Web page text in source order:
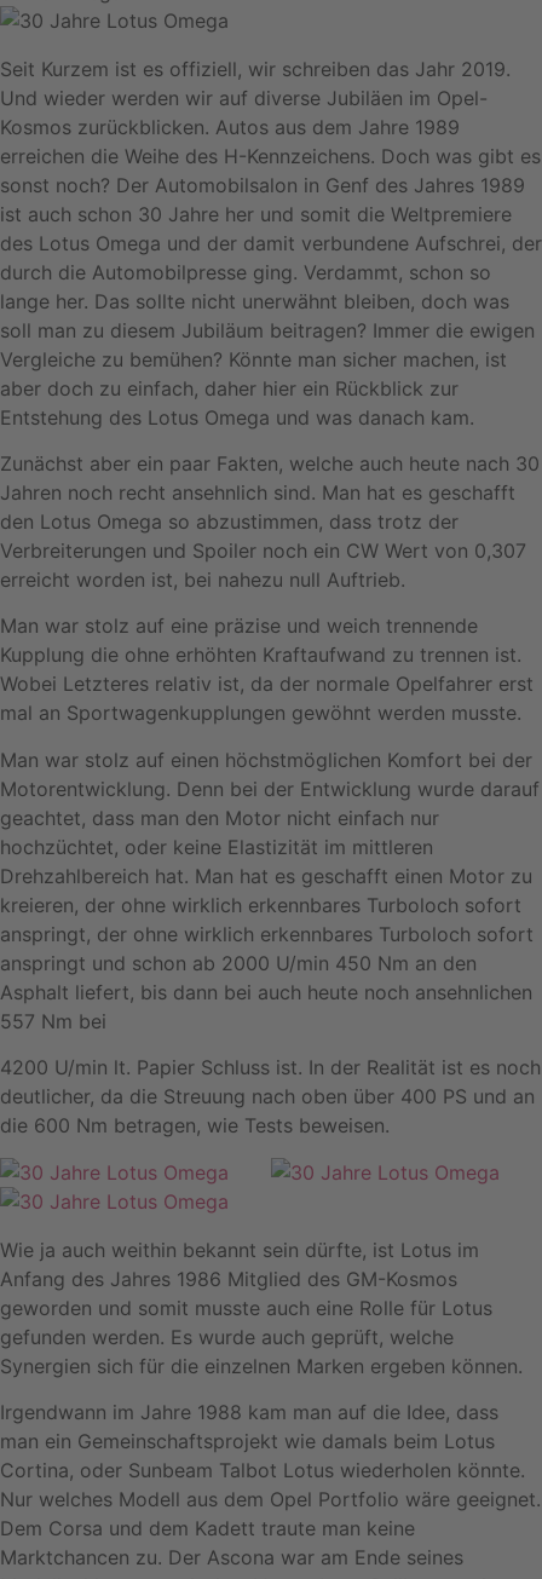
Seit Kurzem ist es offiziell, wir schreiben das Jahr 2019.
Und wieder werden wir auf diverse Jubiläen im Opel-
Kosmos zurückblicken. Autos aus dem Jahre 1989
erreichen die Weihe des H-Kennzeichens. Doch was gibt es
sonst noch? Der Automobilsalon in Genf des Jahres 1989
ist auch schon 30 Jahre her und somit die Weltpremiere
des Lotus Omega und der damit verbundene Aufschrei, der
durch die Automobilpresse ging. Verdammt, schon so
lange her. Das sollte nicht unerwähnt bleiben, doch was
soll man zu diesem Jubiläum beitragen? Immer die ewigen
Vergleiche zu bemühen? Könnte man sicher machen, ist
aber doch zu einfach, daher hier ein Rückblick zur
Entstehung des Lotus Omega und was danach kam.
Zunächst aber ein paar Fakten, welche auch heute nach 30
Jahren noch recht ansehnlich sind. Man hat es geschafft
den Lotus Omega so abzustimmen, dass trotz der
Verbreiterungen und Spoiler noch ein CW Wert von 0,307
erreicht worden ist, bei nahezu null Auftrieb.
Man war stolz auf eine präzise und weich trennende
Kupplung die ohne erhöhten Kraftaufwand zu trennen ist.
Wobei Letzteres relativ ist, da der normale Opelfahrer erst
mal an Sportwagenkupplungen gewöhnt werden musste.
Man war stolz auf einen höchstmöglichen Komfort bei der
Motorentwicklung. Denn bei der Entwicklung wurde darauf
geachtet, dass man den Motor nicht einfach nur
hochzüchtet, oder keine Elastizität im mittleren
Drehzahlbereich hat. Man hat es geschafft einen Motor zu
kreieren, der ohne wirklich erkennbares Turboloch sofort
anspringt, der ohne wirklich erkennbares Turboloch sofort
anspringt und schon ab 2000 U/min 450 Nm an den
Asphalt liefert, bis dann bei auch heute noch ansehnlichen
557 Nm bei
4200 U/min lt. Papier Schluss ist. In der Realität ist es noch
deutlicher, da die Streuung nach oben über 400 PS und an
die 600 Nm betragen, wie Tests beweisen.
Wie ja auch weithin bekannt sein dürfte, ist Lotus im
Anfang des Jahres 1986 Mitglied des GM-Kosmos
geworden und somit musste auch eine Rolle für Lotus
gefunden werden. Es wurde auch geprüft, welche
Synergien sich für die einzelnen Marken ergeben können.
Irgendwann im Jahre 1988 kam man auf die Idee, dass
man ein Gemeinschaftsprojekt wie damals beim Lotus
Cortina, oder Sunbeam Talbot Lotus wiederholen könnte.
Nur welches Modell aus dem Opel Portfolio wäre geeignet.
Dem Corsa und dem Kadett traute man keine
Marktchancen zu. Der Ascona war am Ende seines